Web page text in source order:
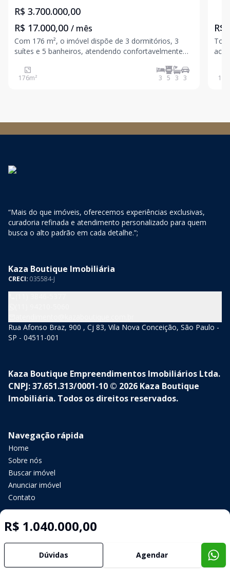
R$ 3.700.000,00
R$ 17.000,00 / mês
Com 176 m², o imóvel dispõe de 3 dormitórios, 3
suítes e 5 banheiros, atendendo confortavelmente
completa, incluindo piscina coletiva, salão de festas,
brinquedoteca e sala fitness. Ideal para quem busca
176m² 3 5 3 3
R$
sol
161
R$ 1.040.000,00
Dúvidas Agendar
“Mais do que imóveis, oferecemos experiências exclusivas,
curadoria refinada e atendimento personalizado para quem
busca o alto padrão em cada detalhe.”;
Kaza Boutique Imobiliária
CRECI: 035584-J
Rua Afonso Braz, 900 , Cj 83, Vila Nova Conceição, São Paulo -
SP - 04511-001
Kaza Boutique Empreendimentos Imobiliários Ltda.
CNPJ: 37.651.313/0001-10 © 2026 Kaza Boutique
Imobiliária. Todos os direitos reservados.
Navegação rápida
Home
Sobre nós
Buscar imóvel
Anunciar imóvel
Contato
Selo de Tecnologia Loft